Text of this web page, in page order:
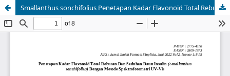
Smallanthus sonchifolius Penetapan Kadar Flavonoid Total Rebusan Dan Seduhan Daun Insulin (Smallanthus sonchifolius) Dengan Metode Spektrofotometri UV-Vis